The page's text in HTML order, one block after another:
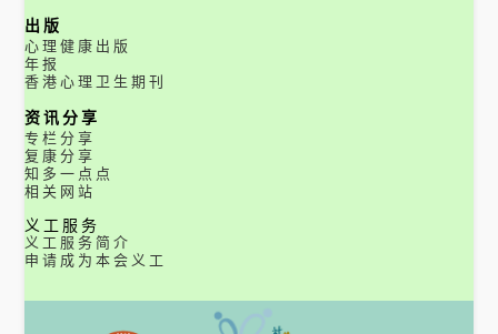
出版
心理健康出版
年报
香港心理卫生期刊
资讯分享
专栏分享
复康分享
知多一点点
相关网站
义工服务
义工服务简介
申请成为本会义工